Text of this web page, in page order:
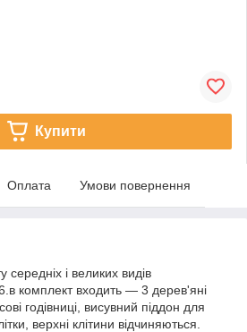
Купити
Оплата Умови повернення
середніх і великих видів
комплект входить — 3 дерев'яні
годівниці, висувний піддон для
верхні клітини відчиняються.